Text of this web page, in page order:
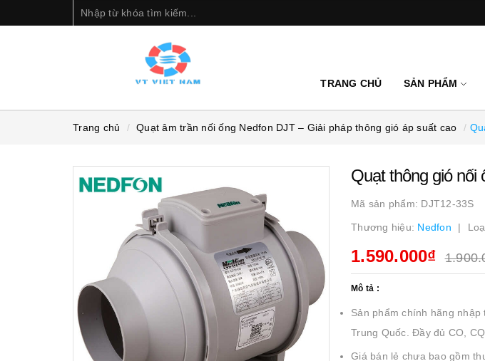
TRANG CHỦ SẢN PHẨM
Trang chủ Quạt âm trần nối ống Nedfon DJT – Giải pháp thông gió áp suất cao
Quạt thông gió nối
Mã sản phẩm: DJT12-33S
Thương hiệu: Nedfon
1.590.000₫
Mô tả :
Sản phẩm chính hãng
Trung Quốc. Đầy đủ CO, CQ.
Giá bán lẻ chưa bao gồm